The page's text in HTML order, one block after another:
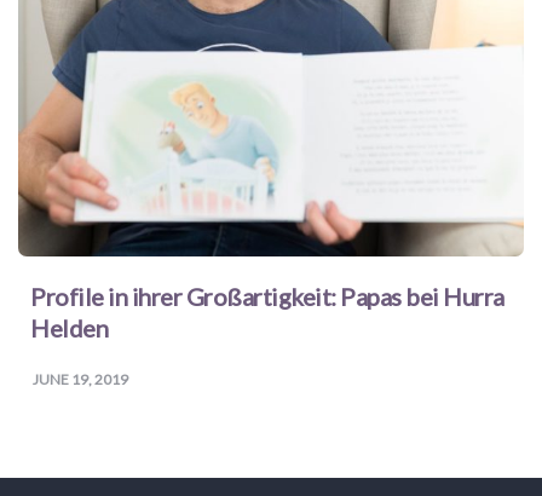
Profile in ihrer Großartigkeit: Papas bei Hurra
Helden
JUNE 19, 2019